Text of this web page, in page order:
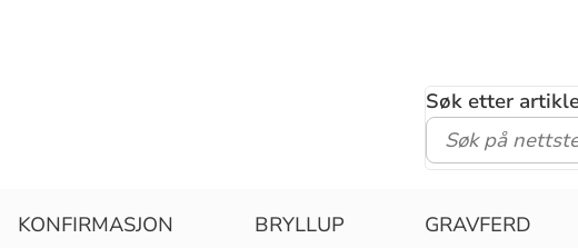
Søk etter
KONFIRMASJON BRYLLUP GRAVFERD